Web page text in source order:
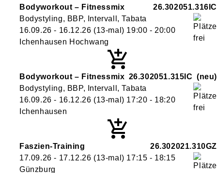
Bodyworkout – Fitnessmix
26.302051.316IC
Bodystyling, BBP, Intervall, Tabata
16.09.26 - 16.12.26 (13-mal) 19:00 - 20:00
Ichenhausen Hochwang
Bodyworkout – Fitnessmix 26.302051.315IC
neu
Bodystyling, BBP, Intervall, Tabata
16.09.26 - 16.12.26 (13-mal) 17:20 - 18:20
Ichenhausen
Faszien-Training
26.302021.310GZ
17.09.26 - 17.12.26 (13-mal) 17:15 - 18:15
Günzburg